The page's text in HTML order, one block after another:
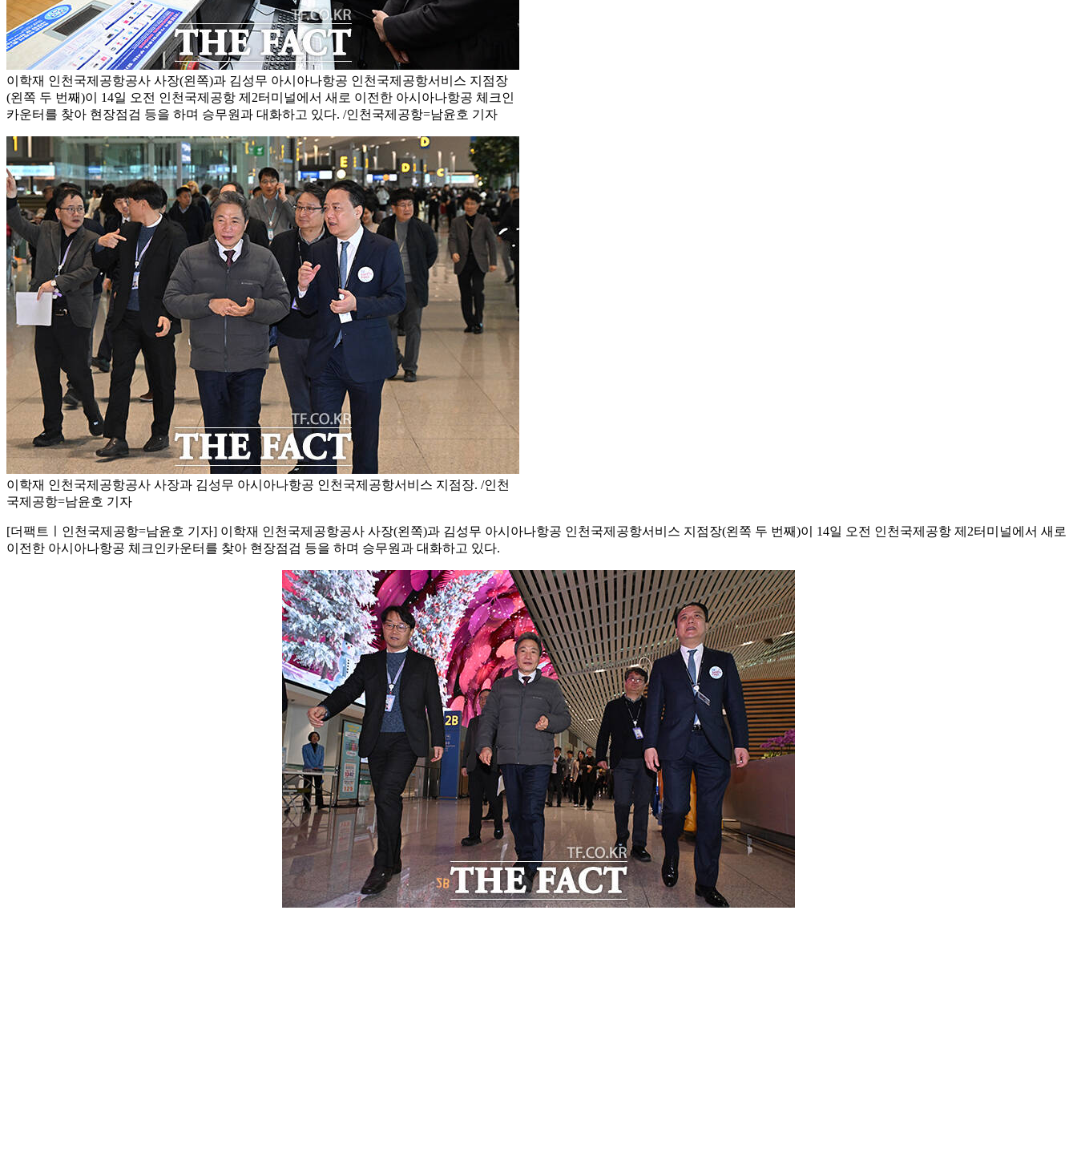
이학재 인천국제공항공사 사장(왼쪽)과 김성무 아시아나항공 인천국제공항서비스 지점장
(왼쪽 두 번째)이 14일 오전 인천국제공항 제2터미널에서 새로 이전한 아시아나항공 체크인
카운터를 찾아 현장점검 등을 하며 승무원과 대화하고 있다. /인천국제공항=남윤호 기자
이학재 인천국제공항공사 사장과 김성무 아시아나항공 인천국제공항서비스 지점장. /인천
국제공항=남윤호 기자
[더팩트ㅣ인천국제공항=남윤호 기자] 이학재 인천국제공항공사 사장(왼쪽)과 김성무 아시아나항공 인천국제공항서비스 지점장(왼쪽 두 번째)이 14일 오전 인천국제공항 제2터미널에서 새로
이전한 아시아나항공 체크인카운터를 찾아 현장점검 등을 하며 승무원과 대화하고 있다.